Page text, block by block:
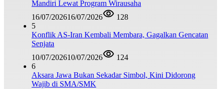
Mandiri Lewat Program Wirausaha
16/07/202616/07/2026
128
5
Konflik AS-Iran Kembali Membara, Gagalkan Gencatan
Senjata
10/07/202610/07/2026
124
6
Aksara Jawa Bukan Sekadar Simbol, Kini Didorong
Wajib di SMA/SMK